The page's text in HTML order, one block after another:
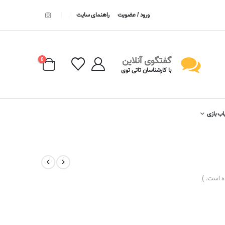
ورود / عضویت راهنمای سایت
گفتگوی آنلاین
با کارشناسان تاتی توی
0
بازی
است. )